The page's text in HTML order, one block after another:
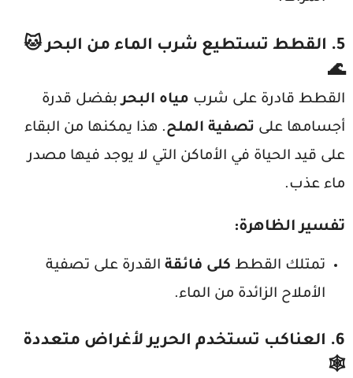
5. القطط تستطيع شرب الماء من البحر🐱
🌊
القطط قادرة على شرب مياه البحربفضل قدرة
أجسامها على تصفية الملح. هذا يمكنها من البقاء
على قيد الحياة في الأماكن التي لا يوجد فيها مصدر
ماء عذب.
تفسير الظاهرة:
تمتلك القطط كلى فائقة القدرة على تصفية
الأملاح الزائدة من الماء.
6.
العناكب تستخدم الحرير لأغراض متعددة
🕸️